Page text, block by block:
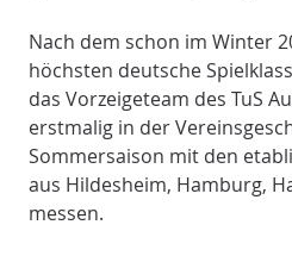
Nach dem schon im Winter
höchsten deutsche
das Vorzeigeteam des TuS
erstmalig in der
Sommersaison mit den
aus Hildesheim, Hamburg,
messen.